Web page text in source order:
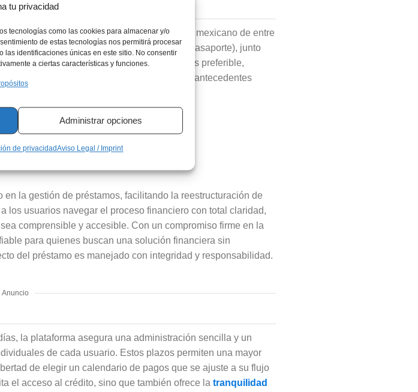
tu privacidad
tecnologías como las cookies para almacenar y/o
de estas tecnologías nos permitirá procesar
las identificaciones únicas en este sitio. No consentir
a ciertas características y funciones.
Administrar opciones
de privacidadAviso Legal / Imprint
y sin barreras: basta con ser ciudadano mexicano de entre
un documento de identidad vigente (INE o pasaporte), junto
Aunque un historial crediticio positivo es preferible,
ofreciendo opciones para aquellos con antecedentes
cada compra
allá
la gestión de préstamos, facilitando la reestructuración de
los usuarios navegar el proceso financiero con total claridad,
comprensible y accesible. Con un compromiso firme en la
para quienes buscan una solución financiera sin
del préstamo es manejado con integridad y responsabilidad.
Anuncio
la plataforma asegura una administración sencilla y un
de cada usuario. Estos plazos permiten una mayor
de elegir un calendario de pagos que se ajuste a su flujo
el acceso al crédito, sino que también ofrece la tranquilidad